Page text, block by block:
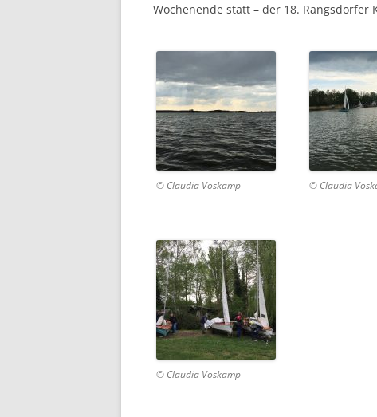
Wochenende statt – der 18. Rangsdorfer
© Claudia Voskamp © Claudia
© Claudia Voskamp